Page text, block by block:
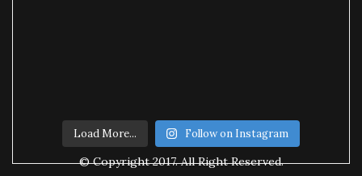
Load More... Follow on Instagram
© Copyright 2017. All Right Reserved.